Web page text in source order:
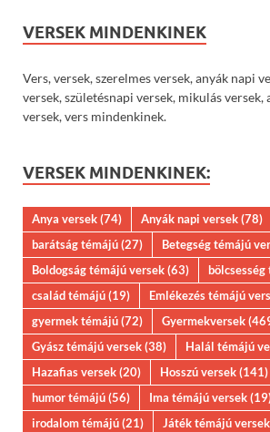
VERSEK MINDENKINEK
Vers, versek, szerelmes versek, anyák napi
versek, születésnapi versek, mikulás versek,
versek, vers mindenkinek.
VERSEK MINDENKINEK:
Anya versek(74) Anyák napi versek(78)
barátság témájú(27) Betegség témájú
Boldogság témájú versek(63) bölcsesség
család témájú(19) Emlékezés témájú
gyermek témájú(72) Gyermekversek
Gyász témájú versek(38) Halál témájú
Hazafias versek(20) Hosszú versek(141)
humor témájú(56) Ima témájú versek
irodalom témájú(21) Játék témájú versek